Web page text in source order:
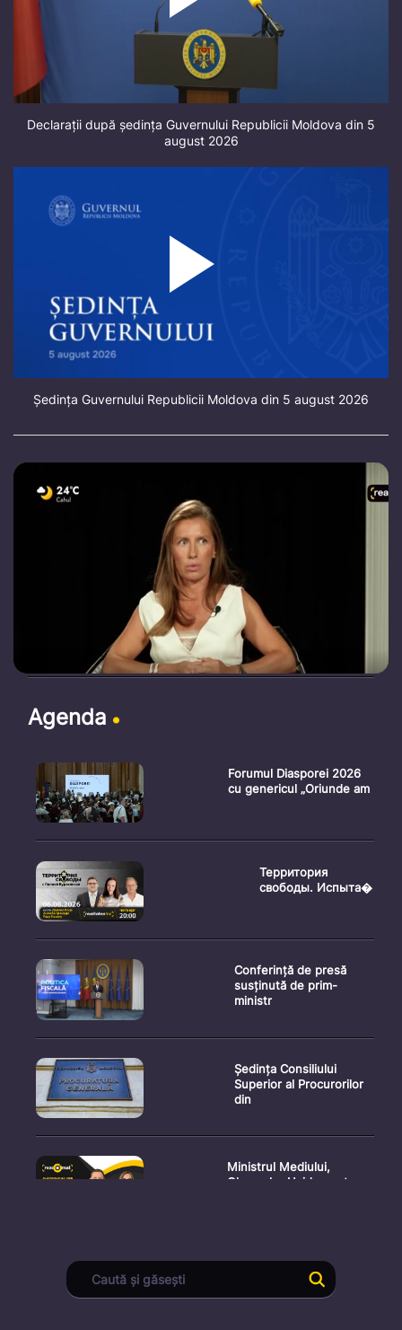
Declarații după ședința Guvernului Republicii Moldova din 5
august 2026
Ședința Guvernului Republicii Moldova din 5 august 2026
Agenda
Forumul Diasporei 2026
cu genericul „Oriunde am
Территория
свободы. Испыта�
Conferință de presă
susținută de prim-
ministr
Ședința Consiliului
Superior al Procurorilor
din
Ministrul Mediului,
Gheorghe Hajder, este
Consultări publice privind
proiectul de lege pent